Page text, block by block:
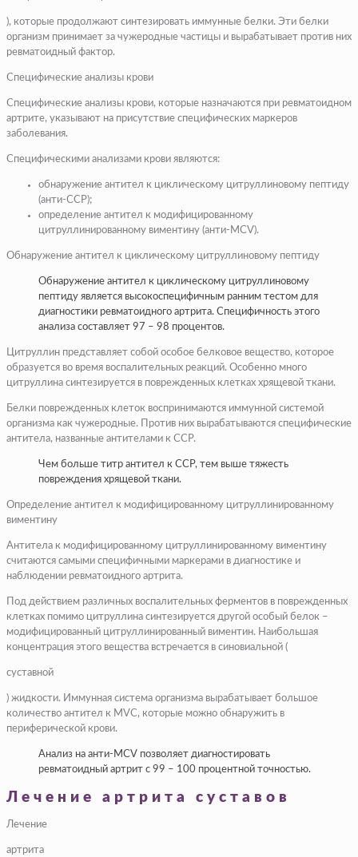
), которые продолжают синтезировать иммунные белки. Эти белки
организм принимает за чужеродные частицы и вырабатывает против них
ревматоидный фактор.
Специфические анализы крови
Специфические анализы крови, которые назначаются при ревматоидном
артрите, указывают на присутствие специфических маркеров
заболевания.
Специфическими анализами крови являются:
обнаружение антител к циклическому цитруллиновому пептиду
(анти-ССР);
определение антител к модифицированному
цитруллинированному виментину (анти-MCV).
Обнаружение антител к циклическому цитруллиновому пептиду
Обнаружение антител к циклическому цитруллиновому
пептиду является высокоспецифичным ранним тестом для
диагностики ревматоидного артрита. Специфичность этого
анализа составляет 97 – 98 процентов.
Цитруллин представляет собой особое белковое вещество, которое
образуется во время воспалительных реакций. Особенно много
цитруллина синтезируется в поврежденных клетках хрящевой ткани.
Белки поврежденных клеток воспринимаются иммунной системой
организма как чужеродные. Против них вырабатываются специфические
антитела, названные антителами к CCP.
Чем больше титр антител к CCP, тем выше тяжесть
повреждения хрящевой ткани.
Определение антител к модифицированному цитруллинированному
виментину
Антитела к модифицированному цитруллинированному виментину
считаются самыми специфичными маркерами в диагностике и
наблюдении ревматоидного артрита.
Под действием различных воспалительных ферментов в поврежденных
клетках помимо цитруллина синтезируется другой особый белок –
модифицированный цитруллинированный виментин. Наибольшая
концентрация этого вещества встречается в синовиальной (
суставной
) жидкости. Иммунная система организма вырабатывает большое
количество антител к MVC, которые можно обнаружить в
периферической крови.
Анализ на анти-MCV позволяет диагностировать
ревматоидный артрит с 99 – 100 процентной точностью.
Лечение артрита суставов
Лечение
артрита